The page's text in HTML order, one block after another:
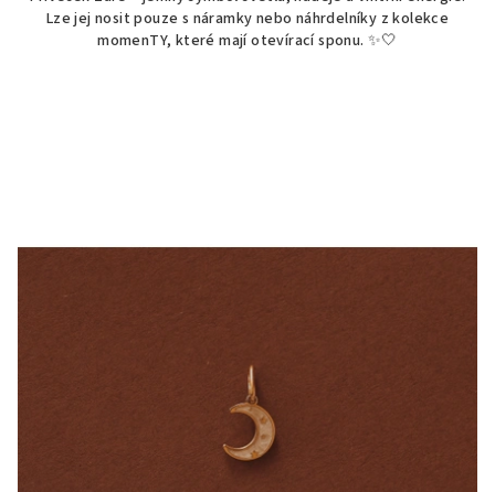
Lze jej nosit pouze s náramky nebo náhrdelníky z kolekce
momenTY, které mají otevírací sponu. ✨🤍